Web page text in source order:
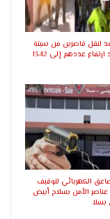
لنقل قاصرين من سبتة
المحتلة .. بعد ارتفاع عددهم إلى 1342
الكهربائي لتوقيف
الأمن بسلاح أبيض